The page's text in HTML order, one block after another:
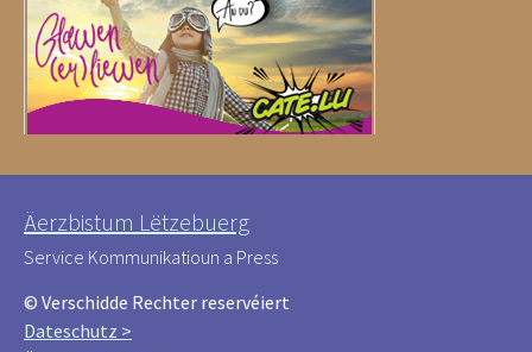
Äerzbistum Lëtzebuerg
Service Kommunikatioun a Press
© Verschidde Rechter reservéiert
Dateschutz >